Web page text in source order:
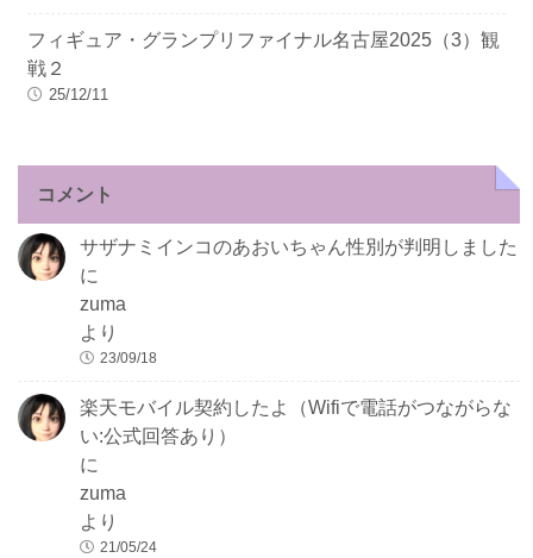
フィギュア・グランプリファイナル名古屋2025（3）観
戦２
25/12/11
コメント
サザナミインコのあおいちゃん性別が判明しました
に
zuma
より
23/09/18
楽天モバイル契約したよ（Wifiで電話がつながらな
い:公式回答あり）
に
zuma
より
21/05/24